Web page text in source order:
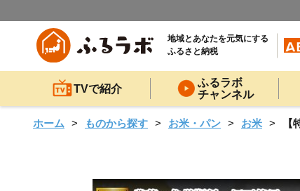
地域とあなたを元気にする
ふるさと納税
TVで紹介
ふるラボ
チャンネル
ホーム ものから探す お米・パン お米